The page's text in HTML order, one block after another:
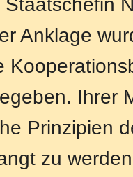
Anklage
Ihrer
Prinzipien
zu